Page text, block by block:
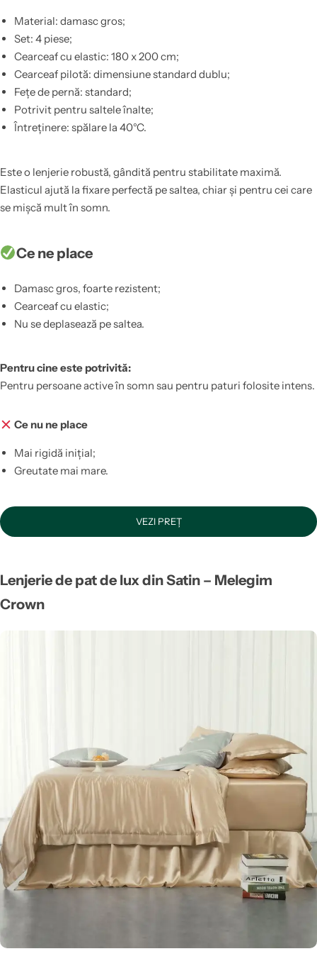
Material: damasc gros;
Set: 4 piese;
Cearceaf cu elastic: 180 x 200 cm;
Cearceaf pilotă: dimensiune standard dublu;
Fețe de pernă: standard;
Potrivit pentru saltele înalte;
Întreținere: spălare la 40°C.
Este o lenjerie robustă, gândită pentru stabilitate maximă.
Elasticul ajută la fixare perfectă pe saltea, chiar și pentru cei care
se mișcă mult în somn.
Ce ne place
Damasc gros, foarte rezistent;
Cearceaf cu elastic;
Nu se deplasează pe saltea.
Pentru cine este potrivită:
Pentru persoane active în somn sau pentru paturi folosite intens.
Ce nu ne place
Mai rigidă inițial;
Greutate mai mare.
VEZI PREȚ
Lenjerie de pat de lux din Satin – Melegim
Crown